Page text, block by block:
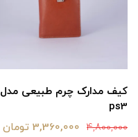
کیف مدارک چرم طبیعی مدل
ps3
4,800,000 3,360,000 تومان